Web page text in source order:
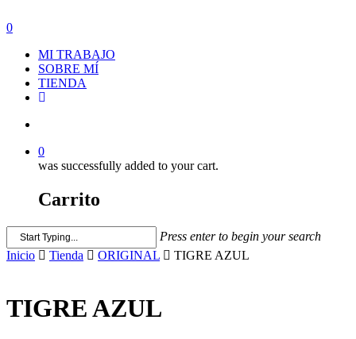
0
MI TRABAJO
SOBRE MÍ
TIENDA
0
was successfully added to your cart.
Carrito
Press enter to begin your search
Inicio
Tienda ORIGINAL TIGRE AZUL
TIGRE AZUL